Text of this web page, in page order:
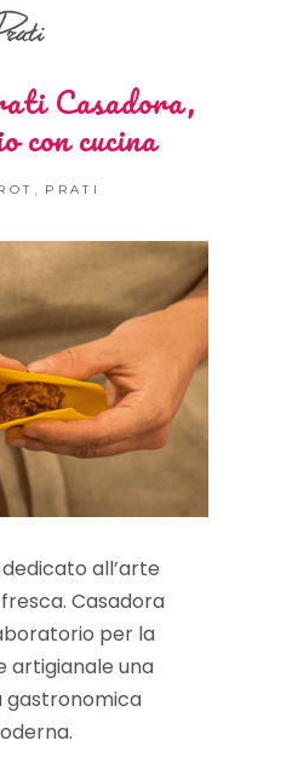
Casadora,
con cucina
, PRATI
all’arte
Casadora
per la
artigianale una
gastronomica